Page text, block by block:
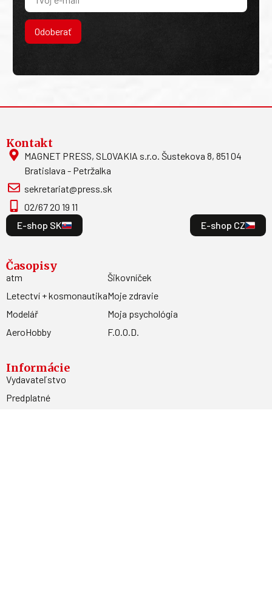
Odoberať
Kontakt
MAGNET PRESS, SLOVAKIA s.r.o. Šustekova 8, 851 04
Bratislava - Petržalka
sekretariat@press.sk
02/67 20 19 11
E-shop SK
E-shop CZ
Časopisy
atm
Letectví + kosmonautika
Modelář
AeroHobby
Šikovníček
Moje zdravie
Moja psychológia
F.O.O.D.
Informácie
Vydavateľstvo
Predplatné